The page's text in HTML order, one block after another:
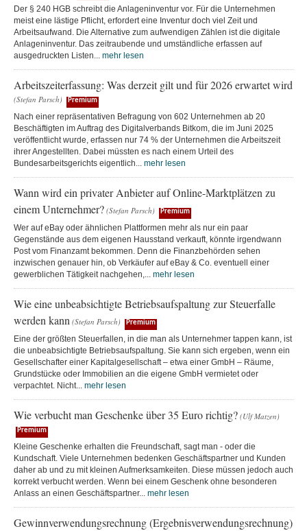
Der § 240 HGB schreibt die Anlageninventur vor. Für die Unternehmen
meist eine lästige Pflicht, erfordert eine Inventur doch viel Zeit und
Arbeitsaufwand. Die Alternative zum aufwendigen Zählen ist die digitale
Anlageninventur. Das zeitraubende und umständliche erfassen auf
ausgedruckten Listen... mehr lesen
Arbeitszeiterfassung: Was derzeit gilt und für 2026 erwartet wird
(Stefan Parsch) Premium
Nach einer repräsentativen Befragung von 602 Unternehmen ab 20
Beschäftigten im Auftrag des Digitalverbands Bitkom, die im Juni 2025
veröffentlicht wurde, erfassen nur 74 % der Unternehmen die Arbeitszeit
ihrer Angestellten. Dabei müssten es nach einem Urteil des
Bundesarbeitsgerichts eigentlich... mehr lesen
Wann wird ein privater Anbieter auf Online-Marktplätzen zu
einem Unternehmer? (Stefan Parsch) Premium
Wer auf eBay oder ähnlichen Plattformen mehr als nur ein paar
Gegenstände aus dem eigenen Hausstand verkauft, könnte irgendwann
Post vom Finanzamt bekommen. Denn die Finanzbehörden sehen
inzwischen genauer hin, ob Verkäufer auf eBay & Co. eventuell einer
gewerblichen Tätigkeit nachgehen,... mehr lesen
Wie eine unbeabsichtigte Betriebsaufspaltung zur Steuerfalle
werden kann (Stefan Parsch) Premium
Eine der größten Steuerfallen, in die man als Unternehmer tappen kann, ist
die unbeabsichtigte Betriebsaufspaltung. Sie kann sich ergeben, wenn ein
Gesellschafter einer Kapitalgesellschaft – etwa einer GmbH – Räume,
Grundstücke oder Immobilien an die eigene GmbH vermietet oder
verpachtet. Nicht... mehr lesen
Wie verbucht man Geschenke über 35 Euro richtig? (Ulf Matzen)
Premium
Kleine Geschenke erhalten die Freundschaft, sagt man - oder die
Kundschaft. Viele Unternehmen bedenken Geschäftspartner und Kunden
daher ab und zu mit kleinen Aufmerksamkeiten. Diese müssen jedoch auch
korrekt verbucht werden. Wenn bei einem Geschenk ohne besonderen
Anlass an einen Geschäftspartner... mehr lesen
Gewinnverwendungsrechnung (Ergebnisverwendungsrechnung)